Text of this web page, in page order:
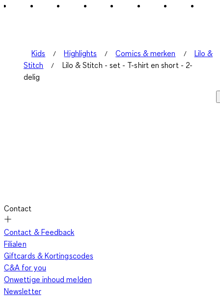
Kids Highlights Comics & merken
Lilo &
Stitch
Lilo & Stitch - set - T-shirt en short - 2-
delig
Contact
Contact & Feedback
Filialen
Giftcards & Kortingscodes
C&A for you
Onwettige inhoud melden
Newsletter